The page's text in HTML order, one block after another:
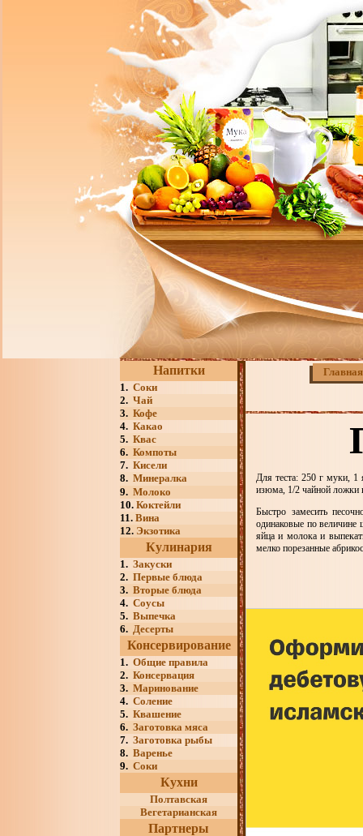
Напитки
1. Соки
2. Чай
3. Кофе
4. Какао
5. Квас
6. Компоты
7. Кисели
8. Минералка
9. Молоко
10. Коктейли
11. Вина
12. Экзотика
Кулинария
1. Закуски
2. Первые блюда
3. Вторые блюда
4. Соусы
5. Выпечка
6. Десерты
Консервирование
1. Общие правила
2. Консервация
3. Маринование
4. Соление
5. Квашение
6. Заготовка мяса
7. Заготовка рыбы
8. Варенье
9. Соки
Кухни
Полтавская
Вегетарианская
Партнеры
Главная
Для теста: 250 г муки, 1
изюма, 1/2 чайной ложки
Быстро замесить
одинаковые по величине
яйца и молока и
мелко порезанные